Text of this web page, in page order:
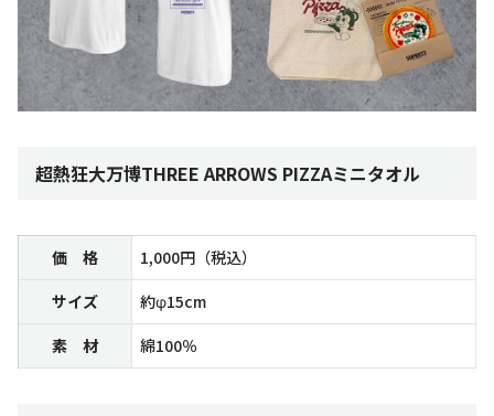
超熱狂大万博THREE ARROWS PIZZAミニタオル
価 格
1,000円（税込）
サイズ
約φ15cm
素 材
綿100％